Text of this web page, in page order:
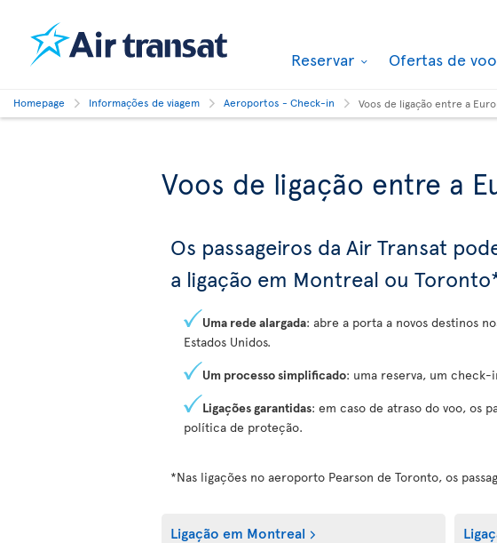
Reservar Ofertas de
Homepage Informações de viagem Aeroportos - Check-in Voos de ligação entre a
Voos de ligação entre a
Os passageiros da Air Transat
a ligação em Montreal ou
Uma rede alargada: abre a porta a novos destinos
Estados Unidos.
Um processo simplificado: uma reserva, um check-
Ligações garantidas: em caso de atraso do voo, os
política de proteção.
*Nas ligações no aeroporto Pearson de Toronto, os
Ligação em Montreal